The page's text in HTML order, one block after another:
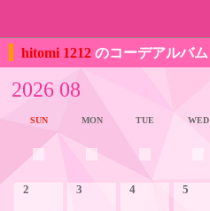
hitomi 1212 のコーデアルバム
2026 08
SUN MON TUE WED
2 3 4 5